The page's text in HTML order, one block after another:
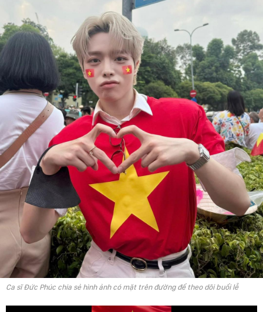
Ca sĩ Đức Phúc chia sẻ hình ảnh có mặt trên đường để theo dõi buổi lễ